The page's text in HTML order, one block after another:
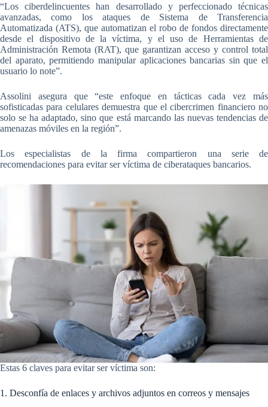
“Los ciberdelincuentes han desarrollado y perfeccionado técnicas
avanzadas, como los ataques de Sistema de Transferencia
Automatizada (ATS), que automatizan el robo de fondos directamente
desde el dispositivo de la víctima, y el uso de Herramientas de
Administración Remota (RAT), que garantizan acceso y control total
del aparato, permitiendo manipular aplicaciones bancarias sin que el
usuario lo note”.
Assolini asegura que “este enfoque en tácticas cada vez más
sofisticadas para celulares demuestra que el cibercrimen financiero no
solo se ha adaptado, sino que está marcando las nuevas tendencias de
amenazas móviles en la región”.
Los especialistas de la firmacompartieron una serie de
recomendaciones para evitar ser víctima de ciberataques bancarios.
Estas 6 claves para evitar ser víctima son:
1. Desconfía de enlaces y archivos adjuntos en correos y mensajes